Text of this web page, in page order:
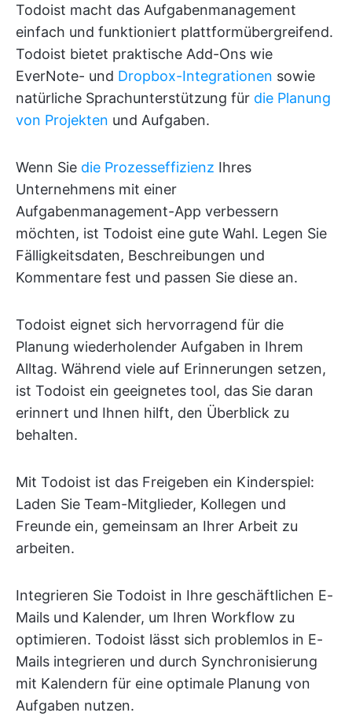
Todoist macht das Aufgabenmanagement
einfach und funktioniert plattformübergreifend.
Todoist bietet praktische Add-Ons wie
EverNote- und Dropbox-Integrationen sowie
natürliche Sprachunterstützung für die Planung
von Projekten und Aufgaben.
Wenn Sie die Prozesseffizienz Ihres
Unternehmens mit einer
Aufgabenmanagement-App verbessern
möchten, ist Todoist eine gute Wahl. Legen Sie
Fälligkeitsdaten, Beschreibungen und
Kommentare fest und passen Sie diese an.
Todoist eignet sich hervorragend für die
Planung wiederholender Aufgaben in Ihrem
Alltag. Während viele auf Erinnerungen setzen,
ist Todoist ein geeignetes tool, das Sie daran
erinnert und Ihnen hilft, den Überblick zu
behalten.
Mit Todoist ist das Freigeben ein Kinderspiel:
Laden Sie Team-Mitglieder, Kollegen und
Freunde ein, gemeinsam an Ihrer Arbeit zu
arbeiten.
Integrieren Sie Todoist in Ihre geschäftlichen E-
Mails und Kalender, um Ihren Workflow zu
optimieren. Todoist lässt sich problemlos in E-
Mails integrieren und durch Synchronisierung
mit Kalendern für eine optimale Planung von
Aufgaben nutzen.